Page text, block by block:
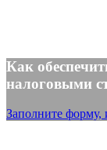
Как
налоговыми
Заполните форму,